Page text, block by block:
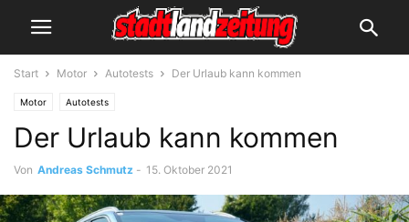
Start Motor Autotests Der Urlaub kann kommen
Motor Autotests
Der Urlaub kann kommen
Von Andreas Schmutz - 15. Oktober 2021